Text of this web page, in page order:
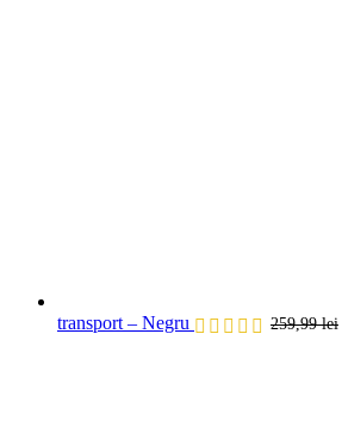
transport – Negru
259,99lei